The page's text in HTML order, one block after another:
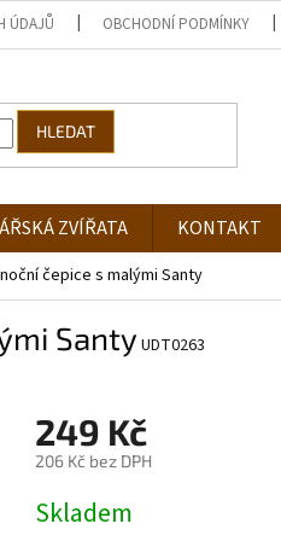
ÚDAJŮ OBCHODNÍ PODMÍNKY
HLEDAT
ZVÍŘATA KONTAKT
čepice s malými Santy
Santy UDT0263
249 Kč
206 Kč bez DPH
cena:
Skladem